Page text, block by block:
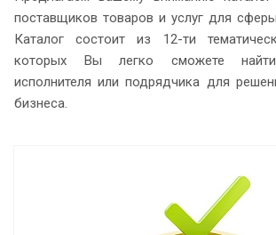
поставщиков товаров и услуг для сферы
Каталог состоит из 12-ти
которых Вы легко сможете найти
исполнителя или подрядчика для
бизнеса.